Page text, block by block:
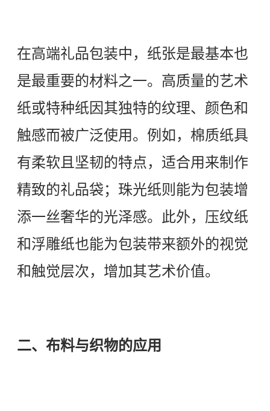
在高端礼品包装中，纸张是最基本也
是最重要的材料之一。高质量的艺术
纸或特种纸因其独特的纹理、颜色和
触感而被广泛使用。例如，棉质纸具
有柔软且坚韧的特点，适合用来制作
精致的礼品袋；珠光纸则能为包装增
添一丝奢华的光泽感。此外，压纹纸
和浮雕纸也能为包装带来额外的视觉
和触觉层次，增加其艺术价值。
二、布料与织物的应用